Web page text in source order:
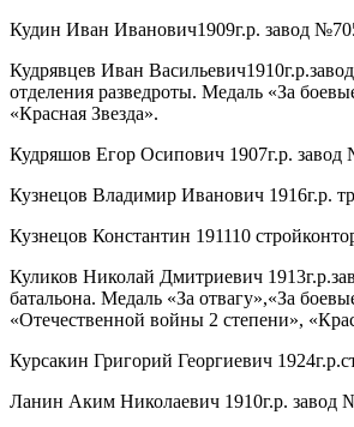
Кудин Иван Иванович1909г.р. завод
Кудрявцев Иван
отделения разведроты. Медаль «За
«Красная Звезда».
Кудряшов Егор Осипович 1907г.р. завод
Кузнецов Владимир Иванович 1916г.р.
Кузнецов Константин 191110
Куликов Николай Дмитриевич
батальона. Медаль «За отвагу»,«За
«Отечественной войны 2 степени»,
Курсакин Григорий Георгиевич
Ланин Аким Николаевич 1910г.р. завод